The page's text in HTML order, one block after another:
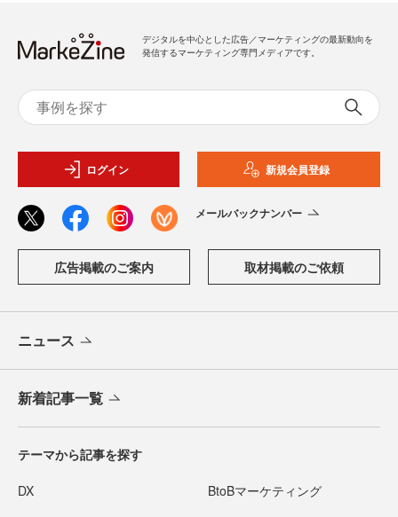
デジタルを中心とした広告／マーケティングの最新動向を
発信するマーケティング専門メディアです。
ログイン 新規会員登録
メールバックナンバー
広告掲載のご案内 取材掲載のご依頼
ニュース
新着記事一覧
テーマから記事を探す
DX BtoBマーケティング